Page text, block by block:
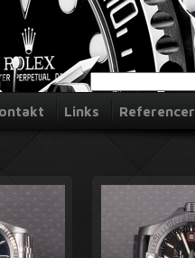
Links Referencer